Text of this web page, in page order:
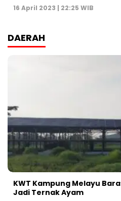
16 April 2023 | 22:25 WIB
DAERAH
KWT Kampung Melayu
Jadi Ternak Ayam